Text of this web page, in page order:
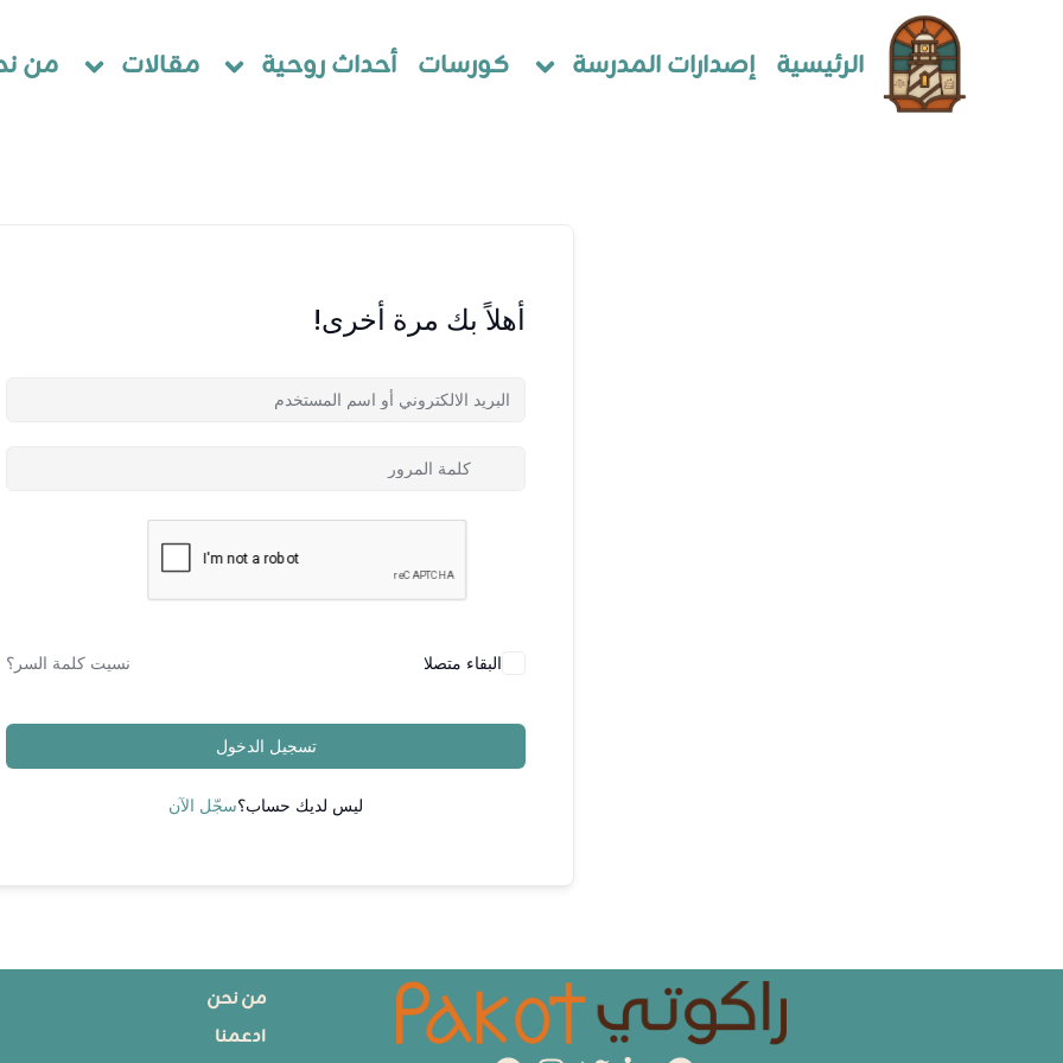
الرئيسية إصدارات المدرسة كورسات أحداث روحية مقالات من
أهلاً بك مرة أخرى!
البقاء متصلا نسيت كلمة السر؟
تسجيل الدخول
ليس لديك حساب؟سجّل الآن
من نحن
ادعمنا